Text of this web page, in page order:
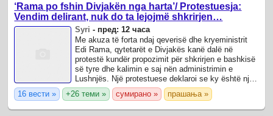
‘Rama po fshin Divjakën nga harta’/ Protestuesja:
Vendim delirant, nuk do ta lejojmë shkrirjen…
Syri - пред: 12 часа
Me akuza të forta ndaj qeverisë dhe kryeministrit
Edi Rama, qytetarët e Divjakës kanë dalë në
protestë kundër propozimit për shkrirjen e bashkisë
së tyre dhe kalimin e saj nën administrimin e
Lushnjës. Një protestuese deklaroi se ky është një
"vendim absurd dhe delirant", duke ...
16 вести » +26 теми » сумирано » прашања »